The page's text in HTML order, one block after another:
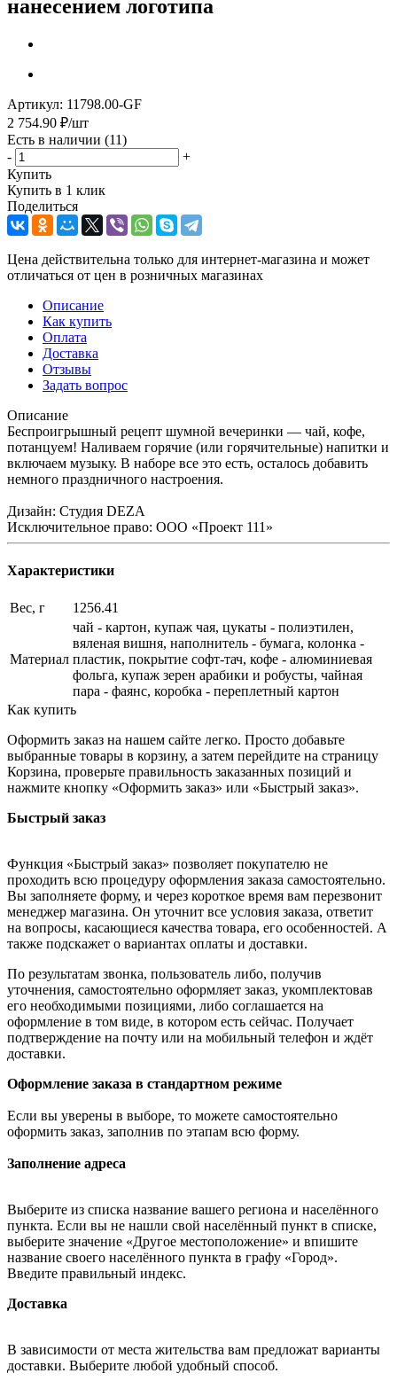
нанесением логотипа
Артикул: 11798.00-GF
2 754.90 ₽/шт
Есть в наличии (11)
-
+
Купить
Купить в 1 клик
Поделиться
Цена действительна только для интернет-магазина и может
отличаться от цен в розничных магазинах
Описание
Как купить
Оплата
Доставка
Отзывы
Задать вопрос
Описание
Беспроигрышный рецепт шумной вечеринки — чай, кофе,
потанцуем! Наливаем горячие (или горячительные) напитки и
включаем музыку. В наборе все это есть, осталось добавить
немного праздничного настроения.
Дизайн: Студия DEZA
Исключительное право: ООО «Проект 111»
Характеристики
Вес, г 1256.41
Материал
чай - картон, купаж чая, цукаты - полиэтилен,
вяленая вишня, наполнитель - бумага, колонка -
пластик, покрытие софт-тач, кофе - алюминиевая
фольга, купаж зерен арабики и робусты, чайная
пара - фаянс, коробка - переплетный картон
Как купить
Оформить заказ на нашем сайте легко. Просто добавьте
выбранные товары в корзину, а затем перейдите на страницу
Корзина, проверьте правильность заказанных позиций и
нажмите кнопку «Оформить заказ» или «Быстрый заказ».
Быстрый заказ
Функция «Быстрый заказ» позволяет покупателю не
проходить всю процедуру оформления заказа самостоятельно.
Вы заполняете форму, и через короткое время вам перезвонит
менеджер магазина. Он уточнит все условия заказа, ответит
на вопросы, касающиеся качества товара, его особенностей. А
также подскажет о вариантах оплаты и доставки.
По результатам звонка, пользователь либо, получив
уточнения, самостоятельно оформляет заказ, укомплектовав
его необходимыми позициями, либо соглашается на
оформление в том виде, в котором есть сейчас. Получает
подтверждение на почту или на мобильный телефон и ждёт
доставки.
Оформление заказа в стандартном режиме
Если вы уверены в выборе, то можете самостоятельно
оформить заказ, заполнив по этапам всю форму.
Заполнение адреса
Выберите из списка название вашего региона и населённого
пункта. Если вы не нашли свой населённый пункт в списке,
выберите значение «Другое местоположение» и впишите
название своего населённого пункта в графу «Город».
Введите правильный индекс.
Доставка
В зависимости от места жительства вам предложат варианты
доставки. Выберите любой удобный способ.